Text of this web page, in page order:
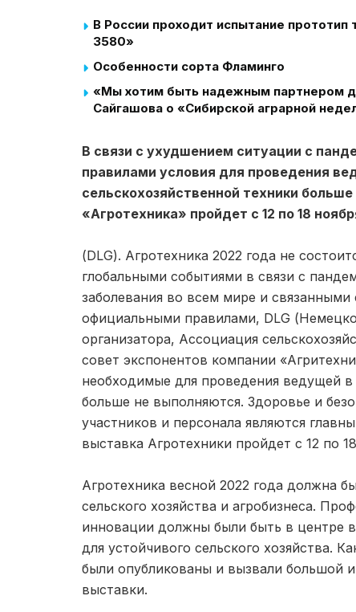
В России проходит испытание
3580»
Особенности сорта Фламинго
«Мы хотим быть надежным партнером
Сайгашова о «Сибирской аграрной
В связи с ухудшением ситуации с
правилами условия для проведения
сельскохозяйственной техники
«Агротехника» пройдет с 12 по 18
(DLG). Агротехника 2022 года не
глобальными событиями в связи с
заболевания во всем мире и
официальными правилами, DLG
организатора, Ассоциация
совет экспонентов компании
необходимые для проведения ведущей в
больше не выполняются. Здоровье и
участников и персонала являются
выставка Агротехники пройдет с 12 по
Агротехника весной 2022 года должна
сельского хозяйства и агробизнеса.
инновации должны были быть в центре
для устойчивого сельского хозяйства.
были опубликованы и вызвали большой
выставки.